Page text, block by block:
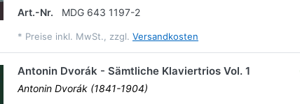
Art.-Nr.
MDG 643 1197-2
* Preise inkl. MwSt., zzgl. Versandkosten
Antonin Dvorák - Sämtliche Klaviertrios Vol. 1
Antonin Dvorák (1841-1904)